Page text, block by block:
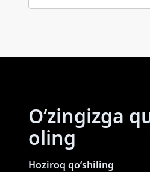
O‘zingizga
oling
Hoziroq qo‘shiling